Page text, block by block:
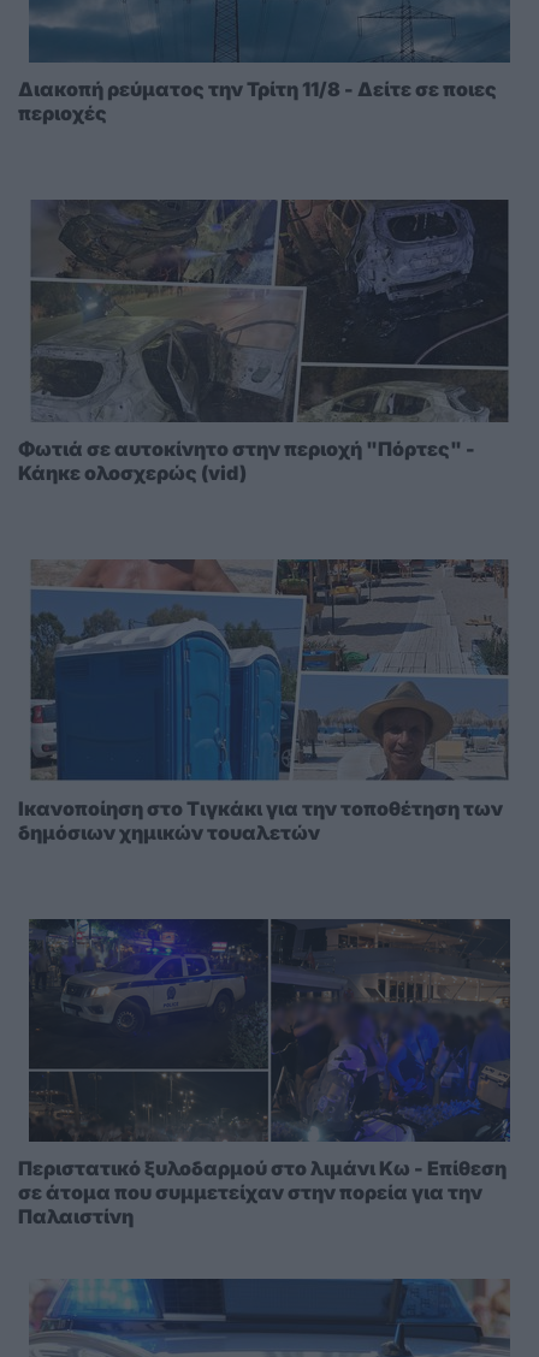
Διακοπή ρεύματος την Τρίτη 11/8 - Δείτε σε ποιες
περιοχές
Φωτιά σε αυτοκίνητο στην περιοχή "Πόρτες" -
Κάηκε ολοσχερώς (vid)
Ικανοποίηση στο Τιγκάκι για την τοποθέτηση των
δημόσιων χημικών τουαλετών
Περιστατικό ξυλοδαρμού στο λιμάνι Κω - Επίθεση
σε άτομα που συμμετείχαν στην πορεία για την
Παλαιστίνη